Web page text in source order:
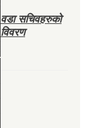
वडा सचिवहरुको
विवरण